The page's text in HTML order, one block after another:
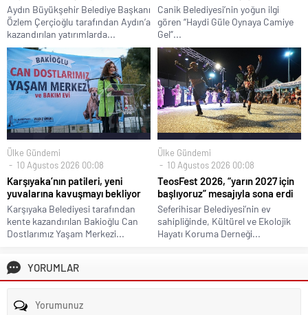
Aydın Büyükşehir Belediye Başkanı
Özlem Çerçioğlu tarafından Aydın’a
kazandırılan yatırımlarda...
Canik Belediyesi’nin yoğun ilgi
gören “Haydi Güle Oynaya Camiye
Gel”...
Ülke Gündemi
10 Ağustos 2026 00:08
Karşıyaka’nın patileri, yeni
yuvalarına kavuşmayı bekliyor
Karşıyaka Belediyesi tarafından
kente kazandırılan Bakioğlu Can
Dostlarımız Yaşam Merkezi...
Ülke Gündemi
10 Ağustos 2026 00:08
TeosFest 2026, “yarın 2027 için
başlıyoruz” mesajıyla sona erdi
Seferihisar Belediyesi’nin ev
sahipliğinde, Kültürel ve Ekolojik
Hayatı Koruma Derneği...
YORUMLAR